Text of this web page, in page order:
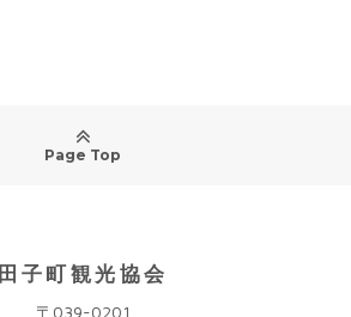
Page Top
田子町観光協会
〒039-0201